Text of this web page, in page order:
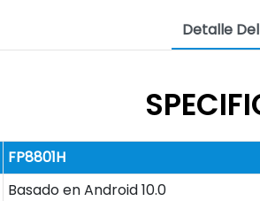
Detalle
FP8801H
Basado en Android 10.0